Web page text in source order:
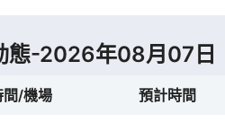
態-2026年08月07日
間/機場 預計時間